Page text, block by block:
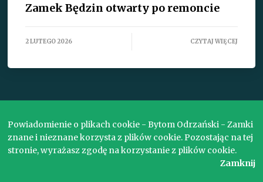
Zamek Będzin otwarty po remoncie
2 LUTEGO 2026 CZYTAJ WIĘCEJ
Copyright © 2017. Wszelkie prawa zastrzeżone.
Powiadomienie o plikach cookie - Bytom Odrzański - Zamki
znane i nieznane korzysta z plików cookie. Pozostając na tej
stronie, wyrażasz zgodę na korzystanie z plików cookie.
Zamknij